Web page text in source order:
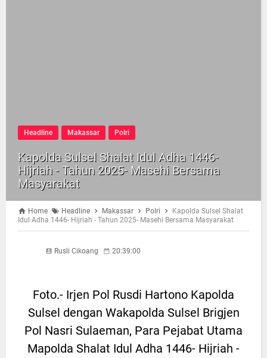
Headline Makassar Polri
Kapolda Sulsel Shalat Idul Adha 1446-
Hijriah - Tahun 2025- Masehi Bersama
Masyarakat
Home Headline Makassar Polri
Kapolda Sulsel Shalat
Idul Adha 1446- Hijriah - Tahun 2025- Masehi Bersama Masyarakat
Rusli Cikoang 20:39:00
Foto.- Irjen Pol Rusdi Hartono Kapolda
Sulsel dengan Wakapolda Sulsel Brigjen
Pol Nasri Sulaeman, Para Pejabat Utama
Mapolda Shalat Idul Adha 1446- Hijriah -